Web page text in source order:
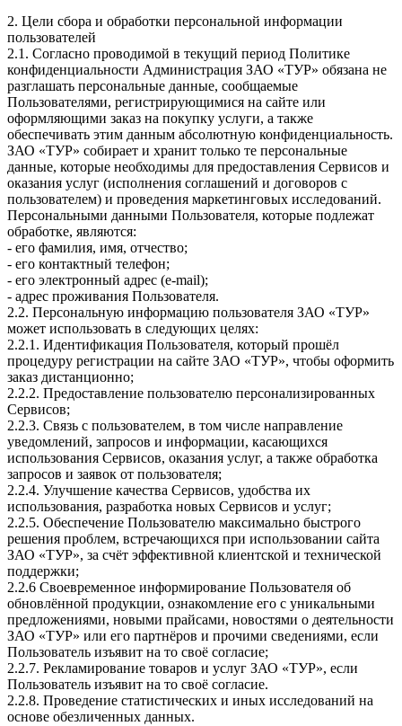
2. Цели сбора и обработки персональной информации
пользователей
2.1. Согласно проводимой в текущий период Политике
конфиденциальности Администрация ЗАО «ТУР» обязана не
разглашать персональные данные, сообщаемые
Пользователями, регистрирующимися на сайте или
оформляющими заказ на покупку услуги, а также
обеспечивать этим данным абсолютную конфиденциальность.
ЗАО «ТУР» собирает и хранит только те персональные
данные, которые необходимы для предоставления Сервисов и
оказания услуг (исполнения соглашений и договоров с
пользователем) и проведения маркетинговых исследований.
Персональными данными Пользователя, которые подлежат
обработке, являются:
- его фамилия, имя, отчество;
- его контактный телефон;
- его электронный адрес (e-mail);
- адрес проживания Пользователя.
2.2. Персональную информацию пользователя ЗАО «ТУР»
может использовать в следующих целях:
2.2.1. Идентификация Пользователя, который прошёл
процедуру регистрации на сайте ЗАО «ТУР», чтобы оформить
заказ дистанционно;
2.2.2. Предоставление пользователю персонализированных
Сервисов;
2.2.3. Связь с пользователем, в том числе направление
уведомлений, запросов и информации, касающихся
использования Сервисов, оказания услуг, а также обработка
запросов и заявок от пользователя;
2.2.4. Улучшение качества Сервисов, удобства их
использования, разработка новых Сервисов и услуг;
2.2.5. Обеспечение Пользователю максимально быстрого
решения проблем, встречающихся при использовании сайта
ЗАО «ТУР», за счёт эффективной клиентской и технической
поддержки;
2.2.6 Своевременное информирование Пользователя об
обновлённой продукции, ознакомление его с уникальными
предложениями, новыми прайсами, новостями о деятельности
ЗАО «ТУР» или его партнёров и прочими сведениями, если
Пользователь изъявит на то своё согласие;
2.2.7. Рекламирование товаров и услуг ЗАО «ТУР», если
Пользователь изъявит на то своё согласие.
2.2.8. Проведение статистических и иных исследований на
основе обезличенных данных.